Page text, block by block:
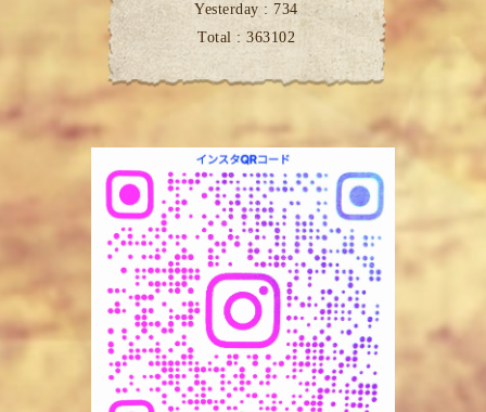
Yesterday : 734
Total : 363102